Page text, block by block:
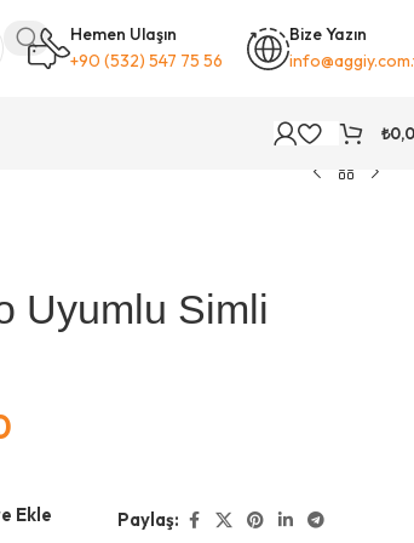
Hemen Ulaşın
+90 (532) 547 75 56
Bize Yazın
₺
Uyumlu Simli
Ekle Paylaş: